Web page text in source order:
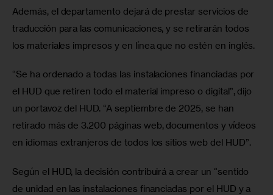
Además, el departamento dejará de prestar servicios de
traducción para las comunicaciones, y se retirarán todos
los materiales impresos y en línea que no estén en inglés.
“Se ha ordenado a todas las instalaciones financiadas por
el HUD que retiren todo el material impreso o digital”, dijo
un portavoz del HUD. “A septiembre de 2025, se han
retirado más de 3.200 páginas web, documentos y vídeos
en idiomas extranjeros de todos los sitios web del HUD”.
Según el HUD, la decisión contribuirá a crear un “sentido
de unidad en las instalaciones financiadas por el HUD y a